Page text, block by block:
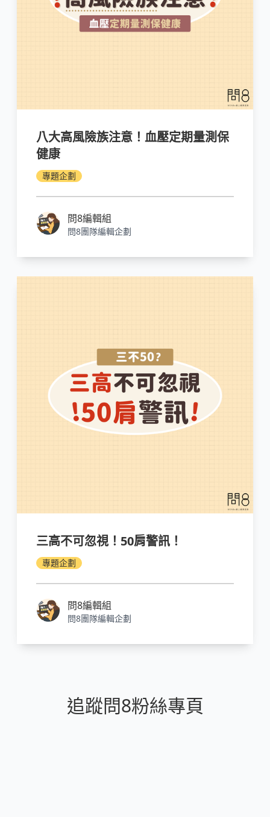
八大高風險族注意！血壓定期量測保
健康
專題企劃
問8編輯組
問8團隊編輯企劃
三高不可忽視！50肩警訊！
專題企劃
問8編輯組
問8團隊編輯企劃
追蹤問8粉絲專頁